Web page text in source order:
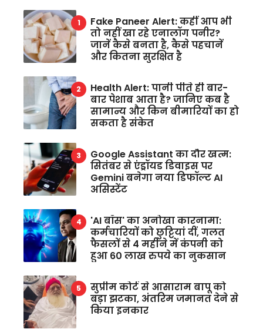
Fake Paneer Alert: कहीं आप भी
तो नहीं खा रहे एनालॉग पनीर?
जानें कैसे बनता है, कैसे पहचानें
और कितना सुरक्षित है
Health Alert: पानी पीते ही बार-
बार पेशाब आता है? जानिए कब है
सामान्य और किन बीमारियों का हो
सकता है संकेत
Google Assistant का दौर खत्म:
सितंबर से एंड्रॉयड डिवाइस पर
Gemini बनेगा नया डिफॉल्ट AI
असिस्टेंट
'AI बॉस' का अनोखा कारनामा:
कर्मचारियों को छुट्टियां दीं, गलत
फैसलों से 4 महीने में कंपनी को
हुआ 60 लाख रुपये का नुकसान
सुप्रीम कोर्ट से आसाराम बापू को
बड़ा झटका, अंतरिम जमानत देने से
किया इनकार